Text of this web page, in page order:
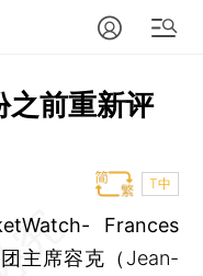
之前重新评
T中
Frances
主席容克（Jean-